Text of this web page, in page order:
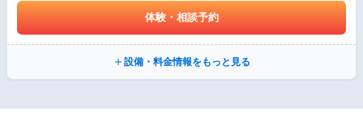
体験・相談予約
設備・料金情報をもっと見る